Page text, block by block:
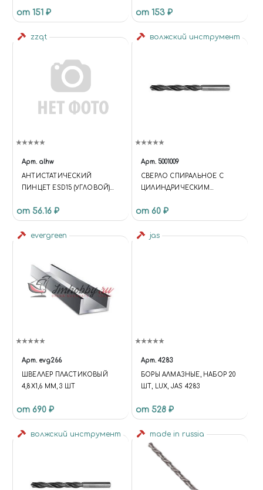
от 151 ₽
ШТУКИ, 0.2 МЛ - 5 ШТУК)
от 153 ₽
zzqt
Арт. alhw
АНТИСТАТИЧЕСКИЙ
ПИНЦЕТ ESD15 (УГЛОВОЙ)
КОМПЛЕКТЕ) (ВХОДИТ В
КОМПЛЕКТ) ESD15 ANTI-
STATIC TWEEZERS (ELBOW)
от 56.16 ₽
волжский инструмент
Арт. 5001009
СВЕРЛО СПИРАЛЬНОЕ С
ЦИЛИНДРИЧЕСКИМ
от 60 ₽
evergreen
Арт. evg266
ШВЕЛЛЕР ПЛАСТИКОВЫЙ
4,8Х1,6 ММ, 3 ШТ
от 690 ₽
jas
Арт. 4283
БОРЫ АЛМАЗНЫЕ, НАБОР 20
ШТ, LUX, JAS 4283
от 528 ₽
волжский инструмент made in russia